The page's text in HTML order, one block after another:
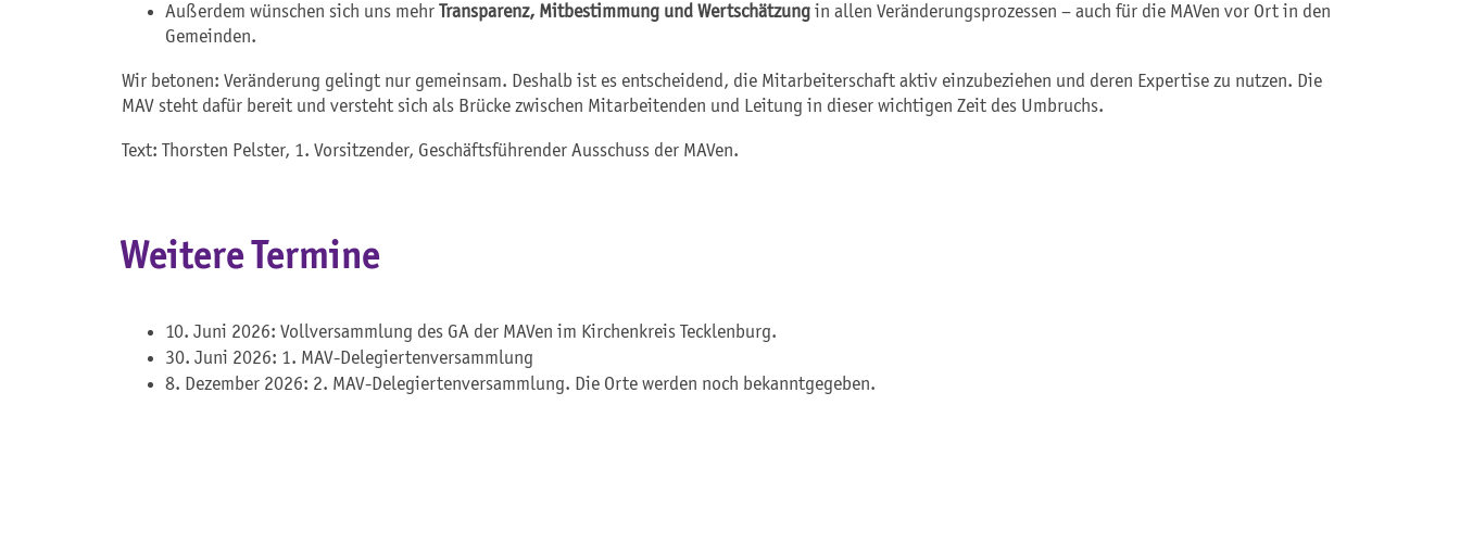
Außerdem wünschen sich uns mehr Transparenz, Mitbestimmung und Wertschätzung in allen Veränderungsprozessen – auch für die MAVen vor Ort in den
Gemeinden.
Wir betonen: Veränderung gelingt nur gemeinsam. Deshalb ist es entscheidend, die Mitarbeiterschaft aktiv einzubeziehen und deren Expertise zu nutzen. Die
MAV steht dafür bereit und versteht sich als Brücke zwischen Mitarbeitenden und Leitung in dieser wichtigen Zeit des Umbruchs.
Text: Thorsten Pelster, 1. Vorsitzender, Geschäftsführender Ausschuss der MAVen.
Weitere Termine
10. Juni 2026: Vollversammlung des GA der MAVen im Kirchenkreis Tecklenburg.
30. Juni 2026: 1. MAV-Delegiertenversammlung
8. Dezember 2026: 2. MAV-Delegiertenversammlung. Die Orte werden noch bekanntgegeben.